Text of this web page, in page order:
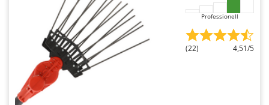
Professionell
(22) 4,51/5